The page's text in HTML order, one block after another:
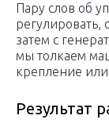
Пару слов об
регулировать,
затем с
мы толкаем
крепление
Результат